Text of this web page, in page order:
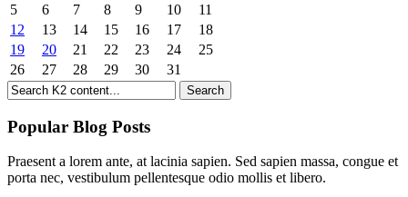
5
6 7 8 9 10
11
12
13 14 15 16 17
18
19
20 21 22 23 24
25
26
27 28 29 30 31
Popular Blog Posts
Praesent a lorem ante, at lacinia sapien. Sed sapien massa, congue et
porta nec, vestibulum pellentesque odio mollis et libero.